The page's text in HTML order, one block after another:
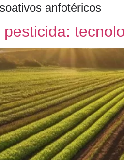
anfotéricos